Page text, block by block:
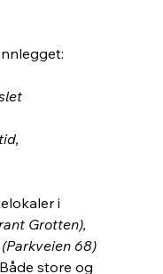
i
Grotten),
(Parkveien 68)
store og